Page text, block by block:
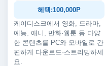
혜택:100,000P
케이디스크에서 영화, 드라마,
예능, 애니, 만화·웹툰 등 다양
한 콘텐츠를 PC와 모바일로 간
편하게 다운로드·스트리밍하세
요.